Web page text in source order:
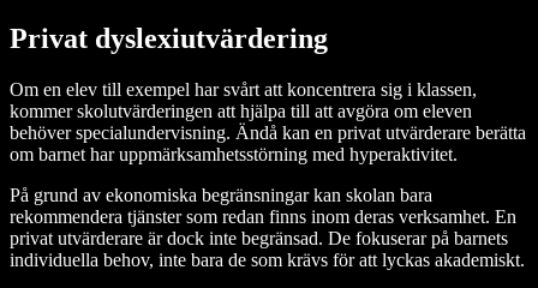
Privat dyslexiutvärdering
Om en elev till exempel har svårt att koncentrera sig i klassen,
kommer skolutvärderingen att hjälpa till att avgöra om eleven
behöver specialundervisning. Ändå kan en privat utvärderare berätta
om barnet har uppmärksamhetsstörning med hyperaktivitet.
På grund av ekonomiska begränsningar kan skolan bara
rekommendera tjänster som redan finns inom deras verksamhet. En
privat utvärderare är dock inte begränsad. De fokuserar på barnets
individuella behov, inte bara de som krävs för att lyckas akademiskt.